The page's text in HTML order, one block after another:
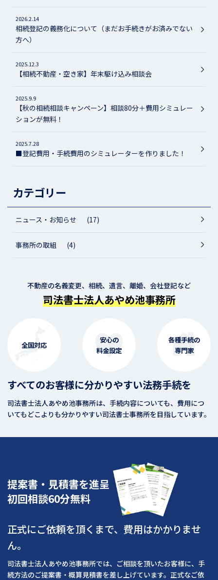
2026.2.14
相続登記の義務化について（まだお手続きがお済みでない
方へ）
2025.12.3
【相続不動産・空き家】年末駆け込み相談会
2025.9.9
【秋の相続相談キャンペーン】相談80分＋費用シミュレー
ションが無料！
2025.7.28
■登記費用・手続費用のシミュレーターを作りました！
カテゴリー
ニュース・お知らせ (17)
事務所の取組 (4)
不動産の名義変更、相続、遺言、離婚、会社登記など
司法書士法人あやめ池事務所
全国対応
安心の
料金設定
各種手続の
専門家
すべてのお客様に分かりやすい法務手続を
司法書士法人あやめ池事務所は、手続内容についても、費用につ
いてもどこよりも分かりやすい司法書士事務所を目指しています。
提案書・見積書を進呈
初回相談60分無料
正式にご依頼を頂くまで、費用はかかりませ
ん。
司法書士法人あやめ池事務所では、ご相談を頂いたお客様に、手
続方法のご提案書・概算見積書を差し上げています。正式なご依